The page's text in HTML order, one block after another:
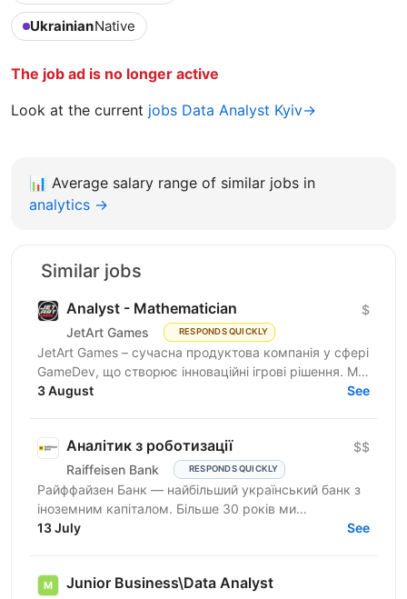
UkrainianNative
The job ad is no longer active
Look at the current jobs Data Analyst Kyiv→
📊 Average salary range of similar jobs in
analytics →
Similar jobs
Analyst - Mathematician
JetArt Games RESPONDS QUICKLY
$
JetArt Games – сучасна продуктова компанія у сфері
GameDev, що створює інноваційні ігрові рішення. Ми
розробляємо високопродуктивні ігрові системи з...
3 August See
Аналітик з роботизації
Raiffeisen Bank RESPONDS QUICKLY
$$
Райффайзен Банк — найбільший український банк з
іноземним капіталом. Більше 30 років ми
створюємо та вибудовуємо банківську систему
13 July See
Junior Business\Data Analyst